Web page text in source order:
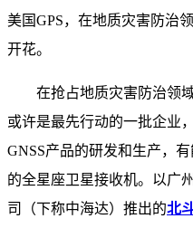
美国GPS，在地质灾害防治
开花。
在抢占地质灾害防治领
或许是最先行动的一批企业
GNSS产品的研发和生产，
的全星座卫星接收机。以广
司（下称中海达）推出的北